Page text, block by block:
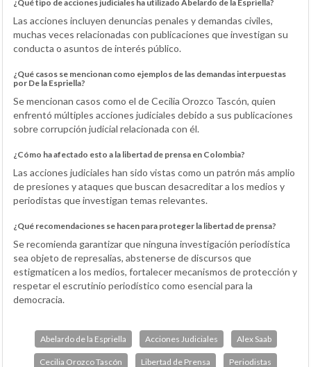
¿Qué tipo de acciones judiciales ha utilizado Abelardo de la Espriella?
Las acciones incluyen denuncias penales y demandas civiles,
muchas veces relacionadas con publicaciones que investigan su
conducta o asuntos de interés público.
¿Qué casos se mencionan como ejemplos de las demandas interpuestas
por De la Espriella?
Se mencionan casos como el de Cecilia Orozco Tascón, quien
enfrentó múltiples acciones judiciales debido a sus publicaciones
sobre corrupción judicial relacionada con él.
¿Cómo ha afectado esto a la libertad de prensa en Colombia?
Las acciones judiciales han sido vistas como un patrón más amplio
de presiones y ataques que buscan desacreditar a los medios y
periodistas que investigan temas relevantes.
¿Qué recomendaciones se hacen para proteger la libertad de prensa?
Se recomienda garantizar que ninguna investigación periodística
sea objeto de represalias, abstenerse de discursos que
estigmaticen a los medios, fortalecer mecanismos de protección y
respetar el escrutinio periodístico como esencial para la
democracia.
Abelardo de la Espriella Acciones Judiciales Alex Saab
Cecilia Orozco Tascón Libertad de Prensa Periodistas